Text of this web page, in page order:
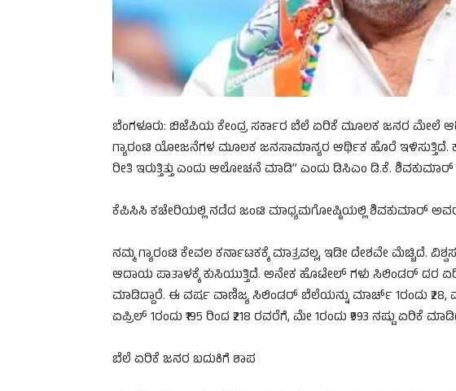
ಬೆಂಗಳೂರು: ಬಿಜೆಪಿಯ ಕೇಂದ್ರ ಸರ್ಕಾರ ಬೆಲೆ ಏರಿಕೆ ಮೂಲಕ ಜನರ ಮೇಲೆ
ಗ್ಯಾರಂಟಿ ಯೋಜನೆಗಳ ಮೂಲಕ ಜನಸಾಮಾನ್ಯರ ಆರ್ಥಿಕ ಹೊರೆ ಇಳಿಸುತ್ತಿದೆ.
ರೀತಿ ಇರುತ್ತಿತ್ತು ಎಂದು ಆಲೋಚನೆ ಮಾಡಿ” ಎಂದು ಡಿಸಿಎಂ ಡಿ.ಕೆ.
ಕೆಪಿಸಿಸಿ ಕಚೇರಿಯಲ್ಲಿ ನಡೆದ ಜಂಟಿ ಮಾಧ್ಯಮಗೋಷ್ಠಿಯಲ್ಲಿ ಶಿವಕುಮಾರ್
ನಮ್ಮ ಗ್ಯಾರಂಟಿ ಕೇವಲ ಕರ್ನಾಟಕಕ್ಕೆ ಮಾತ್ರವಲ್ಲ, ಇಡೀ ದೇಶವೇ ಮೆಚ್ಚಿದೆ.
ಆದಾಯ ಪಾತಾಳಕ್ಕೆ ಕುಸಿಯುತ್ತಿದೆ. ಅನೇಕ ಹೊಟೇಲ್ ಗಳು ಸಿಲಿಂಡರ್ ದರ
ಮಾಡಿದ್ದಾರೆ. ಈ ವರ್ಷ ವಾಣಿಜ್ಯ ಸಿಲಿಂಡರ್ ಬೆಲೆಯನ್ನು ಮಾರ್ಚ್ 1ರಂದು ₹28,
ಏಪ್ರಿಲ್ 1ರಂದು ₹195 ರಿಂದ ₹218 ರವರೆಗೆ, ಮೇ 1ರಂದು ₹993 ನಷ್ಟು ಏರಿಕೆ
ಬೆಲೆ ಏರಿಕೆ ಜನರ ಬದುಕಿಗೆ ಶಾಪ